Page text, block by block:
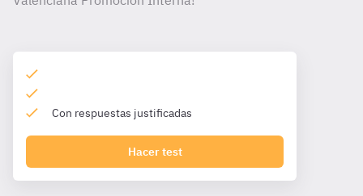
Con respuestas justificadas
Hacer test